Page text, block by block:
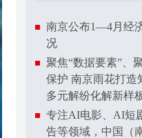
南京公布1—4月经
况
聚焦“数据要素”、
保护 南京雨花打造
多元解纷化解新样
专注AI电影、AI短
告等领域，中国（